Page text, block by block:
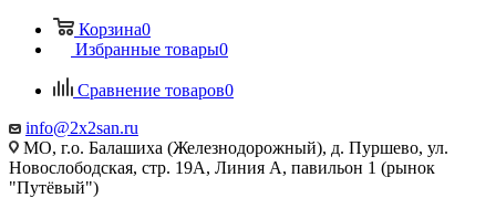
Корзина0
Избранные товары0
Сравнение товаров0
info@2x2san.ru
МО, г.о. Балашиха (Железнодорожный), д. Пуршево, ул.
Новослободская, стр. 19А, Линия А, павильон 1 (рынок
"Путёвый")